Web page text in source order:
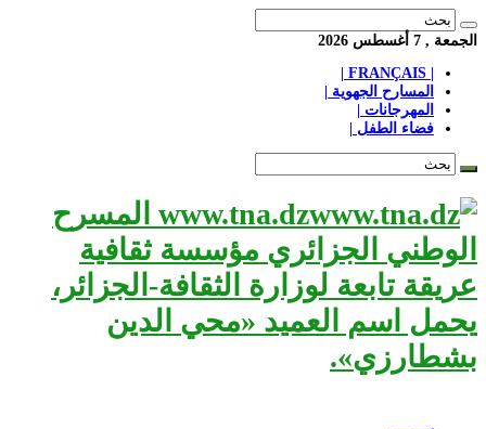
الجمعة , 7 أغسطس 2026
المسارح الجهوية |
المهرجانات |
فضاء الطفل |
www.tna.dz المسرح
الوطني الجزائري مؤسسة ثقافية
عريقة تابعة لوزارة الثقافة-الجزائر،
يحمل اسم العميد «محي الدين
بشطارزي».